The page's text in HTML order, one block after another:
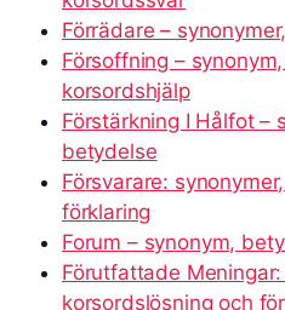
Förrädare –
Försoffning –
korsordshjälp
Förstärkning I Hålfot –
betydelse
Försvarare:
förklaring
Forum – synonym,
Förutfattade
korsordslösning och